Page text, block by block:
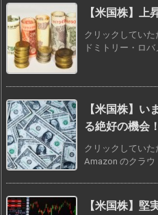
【米国株】上
クリックしてい
ドミトリー・ロバ
【米国株】い
る絶好の機会
クリックしていた
Amazon のクラウ
【米国株】堅